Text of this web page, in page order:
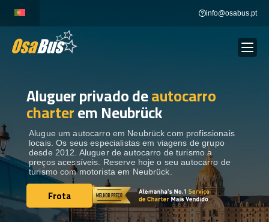
content
info@osabus.pt
ALUGUER DE AUTOCARROS
DESTINOS
FROTA
ENTRE EM CONTACTO
ENTRE EM CONTACTO
Aluguer privado deautocarro
charterem Neubrück
Alugue um autocarro em Neubrück com profissionais
locais. Os seus especialistas em viagens de grupo
desde 2012. Aluguer de autocarro de turismo a
preços acessíveis. Reserve hoje o seu autocarro de
turismo com motorista em Neubrück.
Frota
Frota